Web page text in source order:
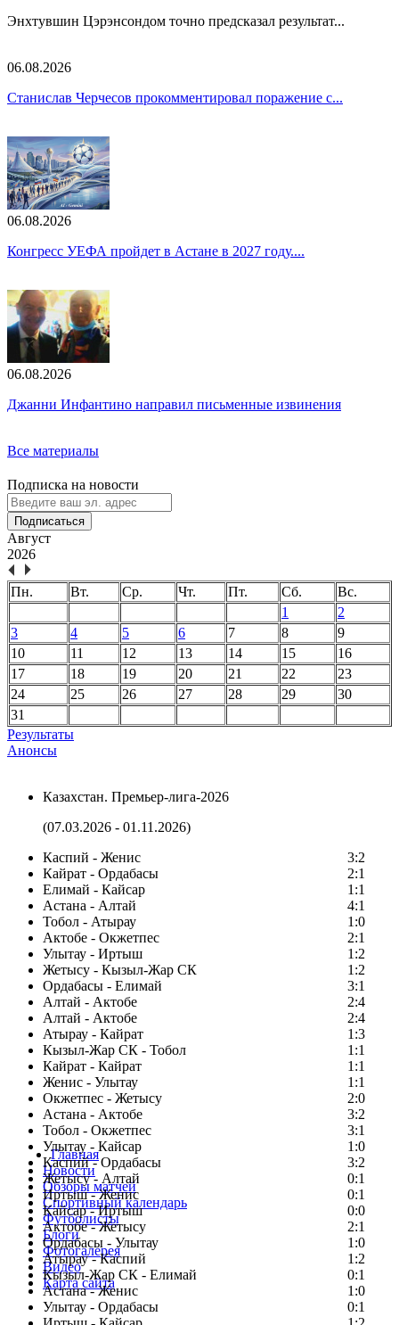
Энхтувшин Цэрэнсондом точно предсказал результат...
06.08.2026
Станислав Черчесов прокомментировал поражение с...
06.08.2026
Конгресс УЕФА пройдет в Астане в 2027 году....
06.08.2026
Джанни Инфантино направил письменные извинения
Все материалы
Подписка на новости
Подписаться
Август
2026
Пн. Вт. Ср. Чт. Пт. Сб.
Вс.
1
2
3
4 5 6 7 8
9
10
11 12 13 14 15
16
17
18 19 20 21 22
23
24
25 26 27 28 29
30
31
Результаты
Анонсы
Казахстан. Премьер-лига-2026
(07.03.2026 - 01.11.2026)
Каспий - Женис
3:2
Кайрат - Ордабасы
2:1
Елимай - Кайсар
1:1
Астана - Алтай
4:1
Тобол - Атырау
1:0
Актобе - Окжетпес
2:1
Улытау - Иртыш
1:2
Жетысу - Кызыл-Жар СК
1:2
Ордабасы - Елимай
3:1
Алтай - Актобе
2:4
Алтай - Актобе
2:4
Атырау - Кайрат
1:3
Кызыл-Жар СК - Тобол
1:1
Кайрат - Кайрат
1:1
Женис - Улытау
1:1
Окжетпес - Жетысу
2:0
Астана - Актобе
3:2
Тобол - Окжетпес
3:1
Улытау - Кайсар
1:0
Каспий - Ордабасы
3:2
Жетысу - Алтай
0:1
Иртыш - Женис
0:1
Кайсар - Иртыш
0:0
Актобе - Жетысу
2:1
Ордабасы - Улытау
1:0
Атырау - Каспий
1:2
Кызыл-Жар СК - Елимай
0:1
Астана - Женис
1:0
Улытау - Ордабасы
0:1
Главная
Новости
Обзоры матчей
Спортивный календарь
Футболисты
Блоги
Фотогалерея
Видео
Карта сайта